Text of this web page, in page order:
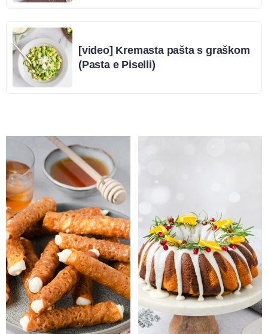
[video] Kremasta pašta s graškom
(Pasta e Piselli)